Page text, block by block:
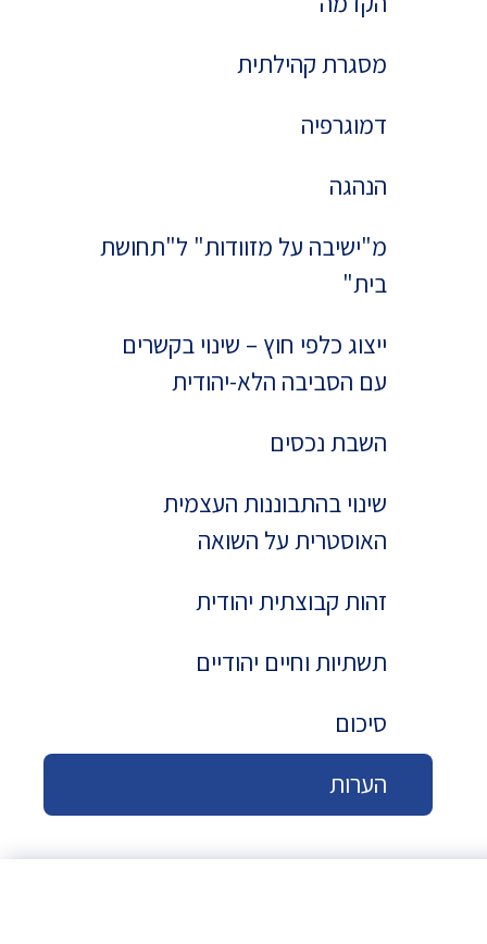
מסגרת קהילתית
דמוגרפיה
הנהגה
מ"ישיבה על מזוודות" ל"תחושת
בית"
ייצוג כלפי חוץ – שינוי בקשרים
עם הסביבה הלא-יהודית
השבת נכסים
שינוי בהתבוננות העצמית
האוסטרית על השואה
זהות קבוצתית יהודית
תשתיות וחיים יהודיים
סיכום
הערות